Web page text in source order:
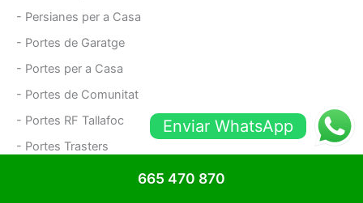
- Persianes per a Casa
- Portes de Garatge
- Portes per a Casa
- Portes de Comunitat
- Portes RF Tallafoc
- Portes Trasters
Enviar WhatsApp
665 470 870